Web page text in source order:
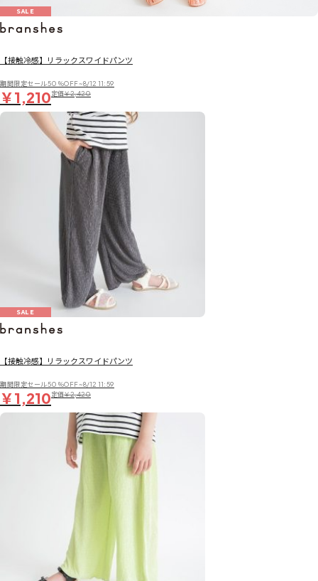
SALE
【接触冷感】リラックスワイドパンツ
期間限定セール50％OFF~8/12 11:59
￥1,210定価￥2,420
SALE
【接触冷感】リラックスワイドパンツ
期間限定セール50％OFF~8/12 11:59
￥1,210定価￥2,420